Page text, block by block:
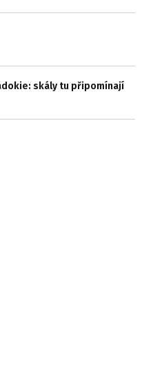
skály tu připomínají